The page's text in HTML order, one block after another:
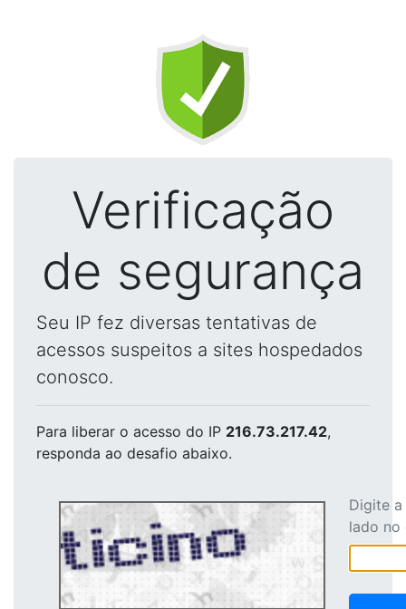
Verificação
de segurança
Seu IP fez diversas tentativas de
acessos suspeitos a sites hospedados
conosco.
Para liberar o acesso do IP 216.73.217.42,
responda ao desafio abaixo.
Digite
lado no